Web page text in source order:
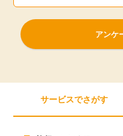
アンケ
サービスでさがす